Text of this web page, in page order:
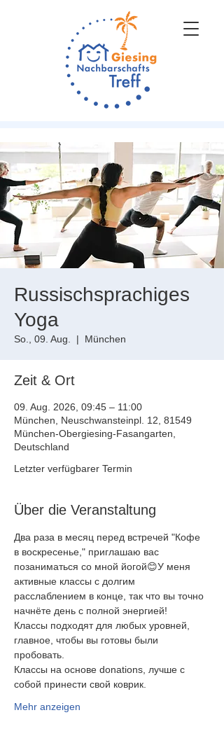
Russischsprachiges
Yoga
So., 09. Aug.
  |
München
Zeit & Ort
09. Aug. 2026, 09:45 – 11:00
München, Neuschwansteinpl. 12, 81549
München-Obergiesing-Fasangarten,
Deutschland
Letzter verfügbarer Termin
Über die Veranstaltung
Два раза в месяц перед встречей "Кофе
в воскресенье," приглашаю вас
позаниматься со мной йогой😊У меня
активные классы с долгим
расслаблением в конце, так что вы точно
начнёте день с полной энергией!
Классы подходят для любых уровней,
главное, чтобы вы готовы были
пробовать.
Классы на основе donations, лучше с
собой принести свой коврик.
Mehr anzeigen